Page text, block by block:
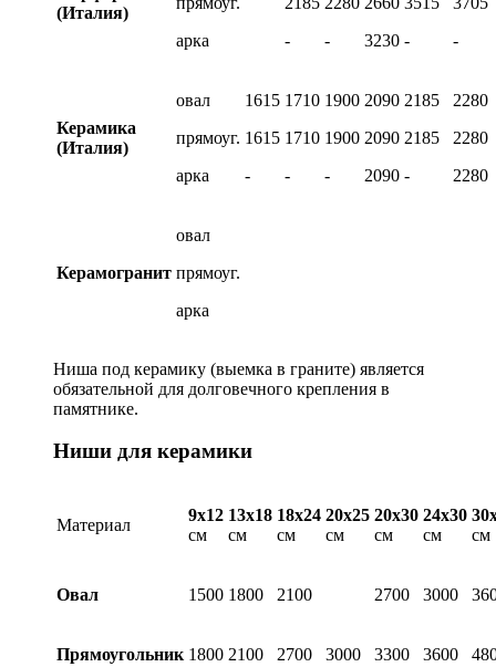
(Италия)
арка
-
-
3230 -
-
Керамика
(Италия)
овал
прямоуг.
арка
1615
1615
-
1710
1710
-
1900
1900
-
2090
2090
2090
2185
2185
-
2280
2280
2280
Керамогранит
овал
прямоуг.
арка
Ниша под керамику (выемка в граните) является
обязательной для долговечного крепления в
памятнике.
Ниши для керамики
Материал
9х12
см
13х18
см
18х24
см
20х25
см
20х30
см
24х30
см
см
Овал 1500 1800 2100 2700 3000
Прямоугольник 1800 2100 2700 3000 3300 3600